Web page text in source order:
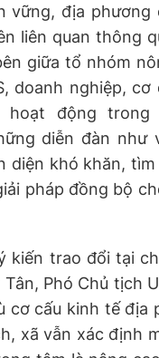
vững, địa phương
liên quan thông
giữa tổ nhóm
doanh nghiệp, cơ
hoạt động trong
diễn đàn như
diện khó khăn,
pháp đồng bộ
kiến trao đổi tại
Phó Chủ tịch
cơ cấu kinh tế địa
xã vẫn xác định